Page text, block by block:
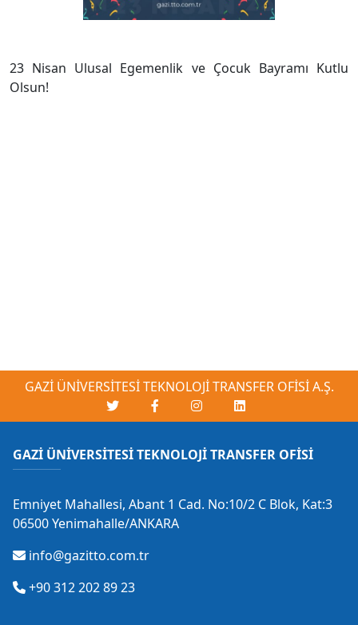
23 Nisan Ulusal Egemenlik ve Çocuk Bayramı Kutlu
Olsun!
GAZİ ÜNİVERSİTESİ TEKNOLOJİ TRANSFER OFİSİ A.Ş.
GAZİ ÜNİVERSİTESİ TEKNOLOJİ TRANSFER OFİSİ
Emniyet Mahallesi, Abant 1 Cad. No:10/2 C Blok, Kat:3
06500 Yenimahalle/ANKARA
info@gazitto.com.tr
+90 312 202 89 23